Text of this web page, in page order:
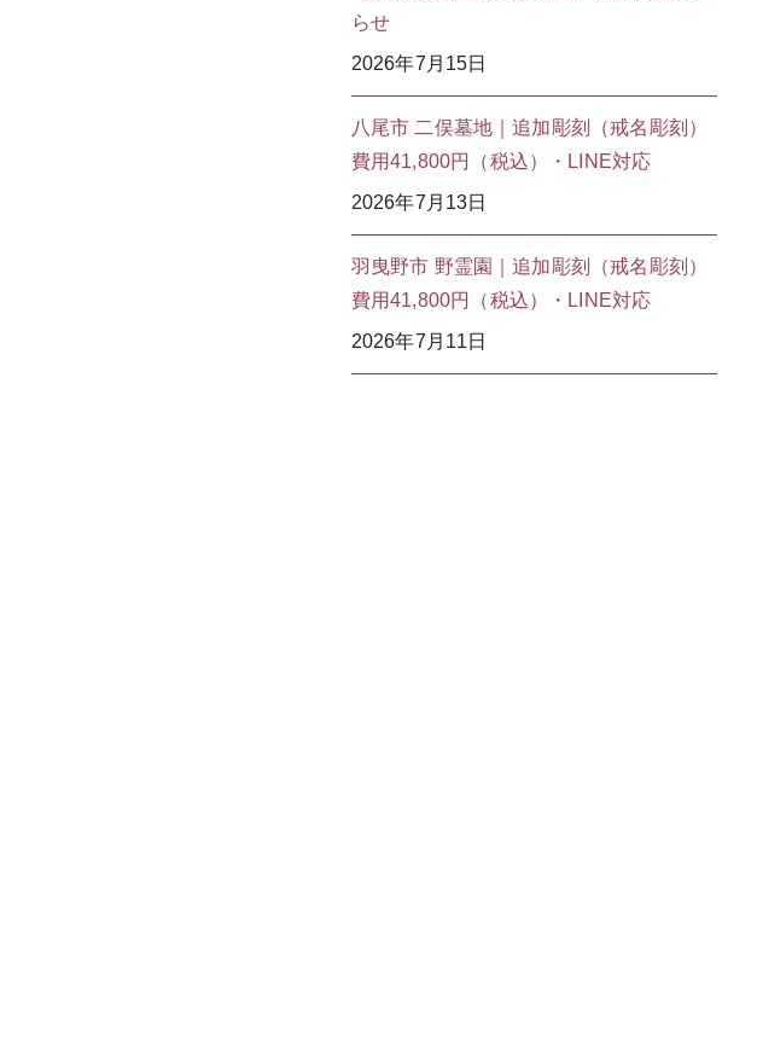
らせ
2026年7月15日
八尾市 二俣墓地｜追加彫刻（戒名彫刻）
費用41,800円（税込）・LINE対応
2026年7月13日
羽曳野市 野霊園｜追加彫刻（戒名彫刻）
費用41,800円（税込）・LINE対応
2026年7月11日